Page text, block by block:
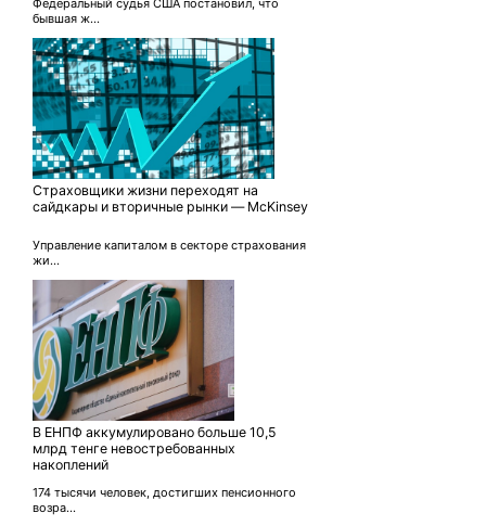
Федеральный судья США постановил, что
бывшая ж...
Страховщики жизни переходят на
сайдкары и вторичные рынки — McKinsey
Управление капиталом в секторе страхования
жи...
В ЕНПФ аккумулировано больше 10,5
млрд тенге невостребованных
накоплений
174 тысячи человек, достигших пенсионного
возра...